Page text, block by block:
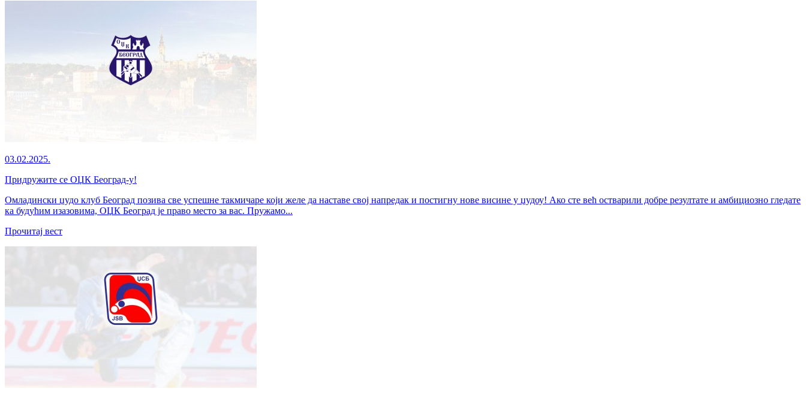
03.02.2025.
Придружите се ОЏК Београд-у!
Омладински џудо клуб Београд позива све успешне такмичаре који желе да наставе свој напредак и постигну нове висине у џудоу! Ако сте већ остварили добре резултате и амбициозно гледате
ка будућим изазовима, ОЏК Београд је право место за вас. Пружамо...
Прочитај вест